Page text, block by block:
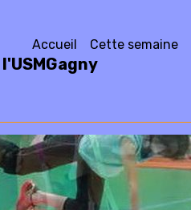
Accueil Cette semaine